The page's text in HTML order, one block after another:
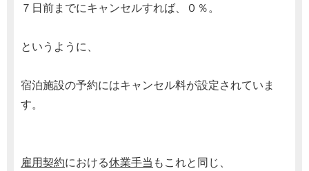
７日前までにキャンセルすれば、０％。
というように、
宿泊施設の予約にはキャンセル料が設定されていま
す。
雇用契約における休業手当 もこれと同じ、